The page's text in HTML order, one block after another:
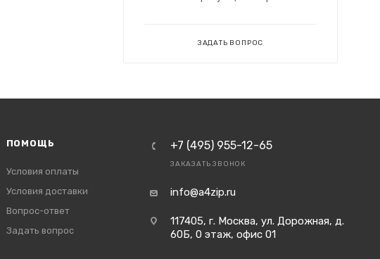
ЗАДАТЬ ВОПРОС
ПОМОЩЬ
Условия оплаты
Условия доставки
Вопрос-ответ
Задать вопрос
+7 (495) 955-12-65
ЗАКАЗАТЬ ЗВОНОК
info@a4zip.ru
117405, г. Москва, ул. Дорожная, д.
60Б, 0 этаж, офис 01